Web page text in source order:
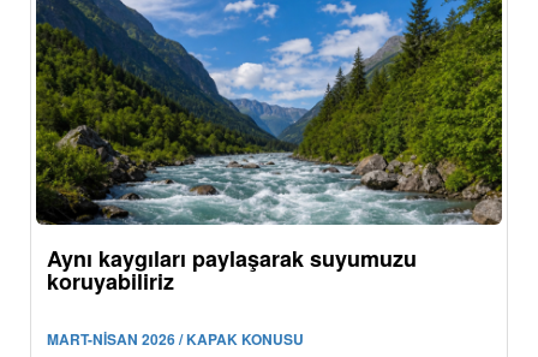
Aynı kaygıları paylaşarak suyumuzu
koruyabiliriz
MART-NİSAN 2026 / KAPAK KONUSU